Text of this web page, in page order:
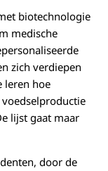
biotechnologie
medische
zich verdiepen
leren hoe
lijst gaat maar
door de